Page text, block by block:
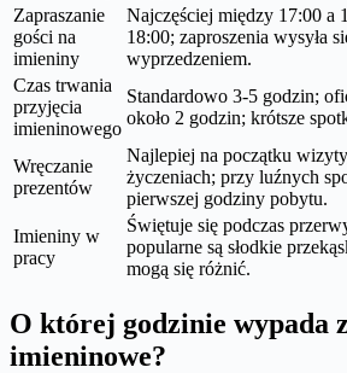
Zapraszanie
gości na
imieniny
Najczęściej między 17:00 a
18:00; zaproszenia wysyła
wyprzedzeniem.
Czas trwania
przyjęcia
imieninowego
Standardowo 3-5 godzin;
około 2 godzin; krótsze
Wręczanie
prezentów
Najlepiej na początku
życzeniach; przy luźnych
pierwszej godziny pobytu.
Imieniny w
pracy
Świętuje się podczas
popularne są słodkie
mogą się różnić.
O której godzinie wypada
imieninowe?